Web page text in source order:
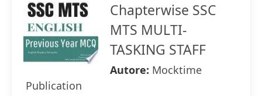
Chapterwise SSC
MTS MULTI-
TASKING STAFF
Autore: Mocktime
Publication